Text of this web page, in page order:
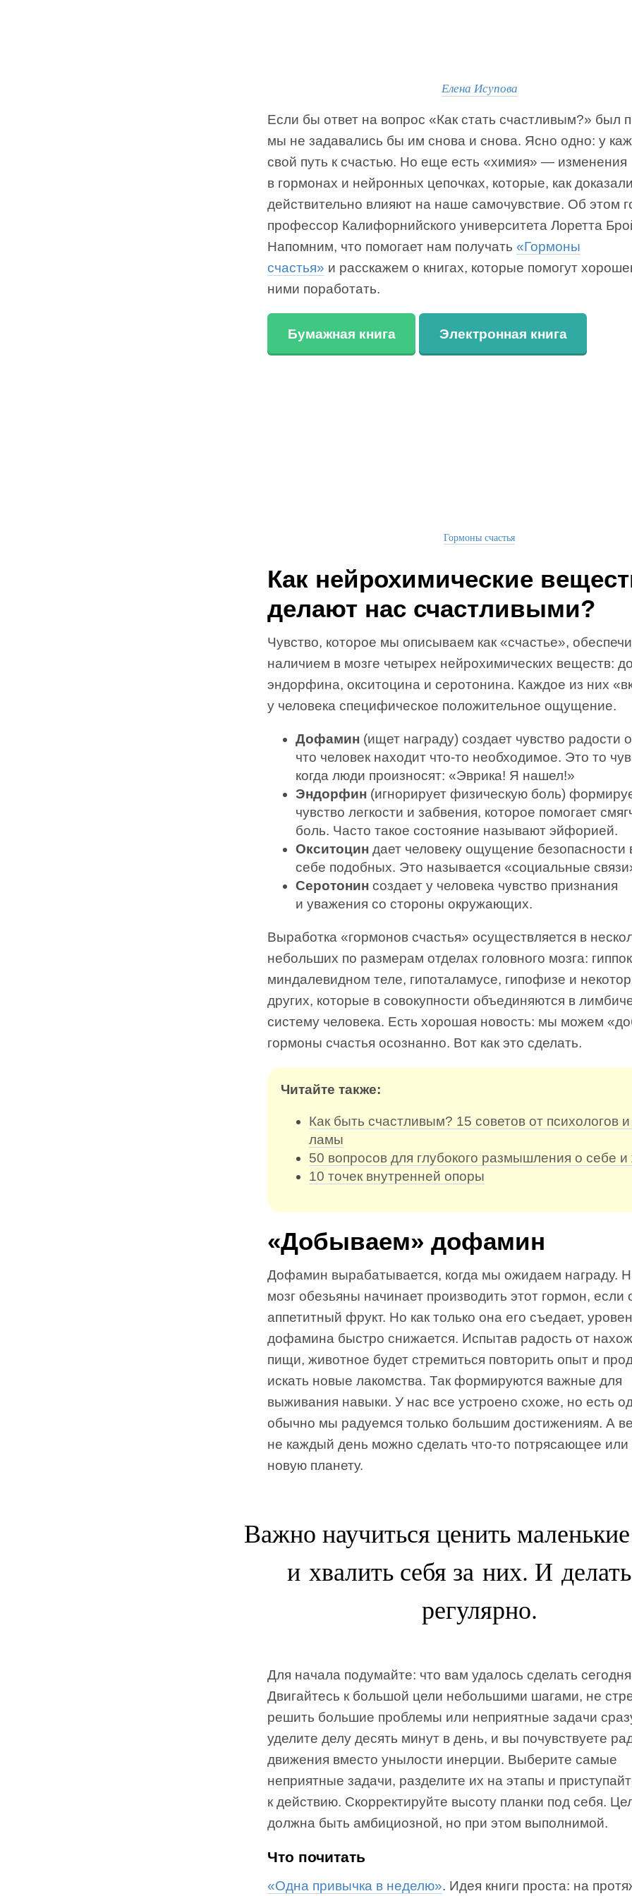
Елена Исупова
Если бы ответ на вопрос «Как стать счастливым?» был
мы не задавались бы им снова и снова. Ясно одно: у
свой путь к счастью. Но еще есть «химия» — изменения
в гормонах и нейронных цепочках, которые, как
действительно влияют на наше самочувствие. Об этом
профессор Калифорнийского университета Лоретта
Напомним, что помогает нам получать «Гормоны
счастья» и расскажем о книгах, которые помогут
ними поработать.
Бумажная книга Электронная книга
Гормоны счастья
Как нейрохимические
делают нас счастливыми?
Чувство, которое мы описываем как «счастье»,
наличием в мозге четырех нейрохимических веществ:
эндорфина, окситоцина и серотонина. Каждое из них
у человека специфическое положительное ощущение.
Дофамин (ищет награду) создает чувство радости
что человек находит что-то необходимое. Это то
когда люди произносят: «Эврика! Я нашел!»
Эндорфин (игнорирует физическую боль)
чувство легкости и забвения, которое помогает
боль. Часто такое состояние называют эйфорией.
Окситоцин дает человеку ощущение безопасности
себе подобных. Это называется «социальные
Серотонин создает у человека чувство признания
и уважения со стороны окружающих.
Выработка «гормонов счастья» осуществляется в
небольших по размерам отделах головного мозга:
миндалевидном теле, гипоталамусе, гипофизе и
других, которые в совокупности объединяются в
систему человека. Есть хорошая новость: мы можем
гормоны счастья осознанно. Вот как это сделать.
Читайте также:
Как быть счастливым? 15 советов от психологов
ламы
50 вопросов для глубокого размышления о себе
10 точек внутренней опоры
«Добываем» дофамин
Дофамин вырабатывается, когда мы ожидаем награду.
мозг обезьяны начинает производить этот гормон, если
аппетитный фрукт. Но как только она его съедает,
дофамина быстро снижается. Испытав радость от
пищи, животное будет стремиться повторить опыт и
искать новые лакомства. Так формируются важные для
выживания навыки. У нас все устроено схоже, но есть
обычно мы радуемся только большим достижениям. А
не каждый день можно сделать что-то потрясающее или
новую планету.
Важно научиться ценить
и хвалить себя за них. И
регулярно.
Для начала подумайте: что вам удалось сделать
Двигайтесь к большой цели небольшими шагами, не
решить большие проблемы или неприятные задачи
уделите делу десять минут в день, и вы почувствуете
движения вместо унылости инерции. Выберите самые
неприятные задачи, разделите их на этапы и
к действию. Скорректируйте высоту планки под себя.
должна быть амбициозной, но при этом выполнимой.
Что почитать
«Одна привычка в неделю». Идея книги проста: на